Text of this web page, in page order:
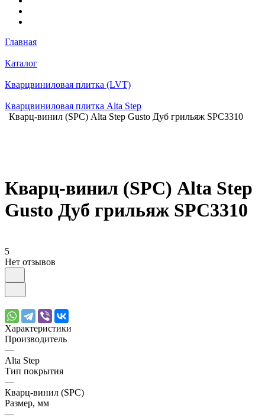
Главная
Каталог
Кварцвиниловая плитка (LVT)
Кварцвиниловая плитка Alta Step
Кварц-винил (SPC) Alta Step Gusto Дуб грильяж SPC3310
Кварц-винил (SPC) Alta Step
Gusto Дуб грильяж SPC3310
5
Нет отзывов
Характеристики
Производитель
—
Alta Step
Тип покрытия
—
Кварц-винил (SPC)
Размер, мм
—